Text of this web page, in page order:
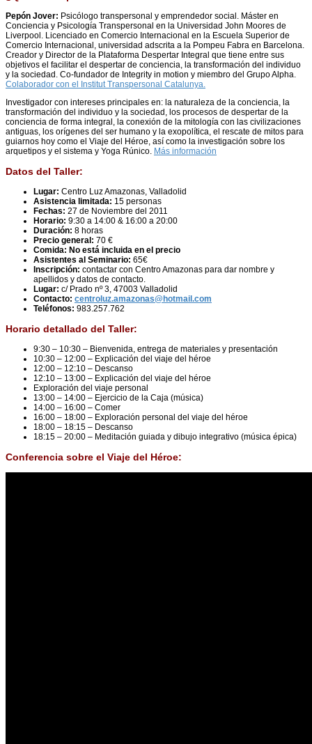
Pepón Jover: Psicólogo transpersonal y emprendedor social. Máster en
Conciencia y Psicología Transpersonal en la Universidad John Moores de
Liverpool. Licenciado en Comercio Internacional en la Escuela Superior de
Comercio Internacional, universidad adscrita a la Pompeu Fabra en Barcelona.
Creador y Director de la Plataforma Despertar Integral que tiene entre sus
objetivos el facilitar el despertar de conciencia, la transformación del individuo
y la sociedad. Co-fundador de Integrity in motion y miembro del Grupo Alpha.
Colaborador con el Institut Transpersonal Catalunya.
Investigador con intereses principales en: la naturaleza de la conciencia, la
transformación del individuo y la sociedad, los procesos de despertar de la
conciencia de forma integral, la conexión de la mitología con las civilizaciones
antiguas, los orígenes del ser humano y la exopolítica, el rescate de mitos para
guiarnos hoy como el Viaje del Héroe, así como la investigación sobre los
arquetipos y el sistema y Yoga Rúnico. Más información
Datos del Taller:
Lugar: Centro Luz Amazonas, Valladolid
Asistencia limitada: 15 personas
Fechas: 27 de Noviembre del 2011
Horario: 9:30 a 14:00 & 16:00 a 20:00
Duración: 8 horas
Precio general: 70 €
Comida: No está incluida en el precio
Asistentes al Seminario: 65€
Inscripción: contactar con Centro Amazonas para dar nombre y
apellidos y datos de contacto.
Lugar: c/ Prado nº 3, 47003 Valladolid
Contacto: centroluz.amazonas@hotmail.com
Teléfonos: 983.257.762
Horario detallado del Taller:
9:30 – 10:30 – Bienvenida, entrega de materiales y presentación
10:30 – 12:00 – Explicación del viaje del héroe
12:00 – 12:10 – Descanso
12:10 – 13:00 – Explicación del viaje del héroe
Exploración del viaje personal
13:00 – 14:00 – Ejercicio de la Caja (música)
14:00 – 16:00 – Comer
16:00 – 18:00 – Exploración personal del viaje del héroe
18:00 – 18:15 – Descanso
18:15 – 20:00 – Meditación guiada y dibujo integrativo (música épica)
Conferencia sobre el Viaje del Héroe: